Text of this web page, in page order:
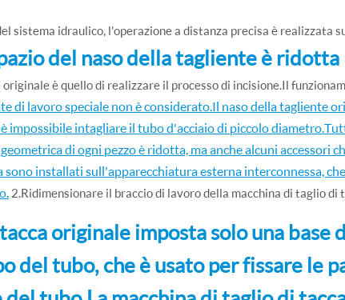
sistema idraulico, l'operazione a distanza precisa è realizzata
del naso della tagliente è ridotta
è quello di realizzare il processo di incisione.Il
di lavoro speciale non è considerato.Il naso della tagliente
impossibile intagliare il tubo d'acciaio di piccolo
di ogni pezzo è ridotta, ma anche alcuni accessori
sono installati sull'apparecchiatura esterna interconnessa,
2.Ridimensionare il braccio di lavoro della macchina di taglio di
originale imposta solo una base
del tubo, che è usato per fissare le